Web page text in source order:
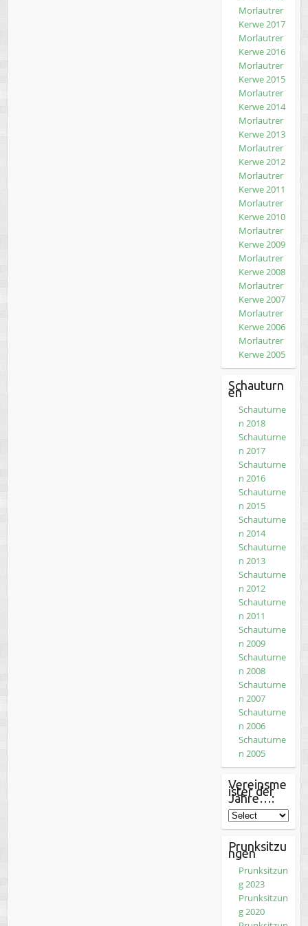
Morlautrer
Kerwe 2017
Morlautrer
Kerwe 2016
Morlautrer
Kerwe 2015
Morlautrer
Kerwe 2014
Morlautrer
Kerwe 2013
Morlautrer
Kerwe 2012
Morlautrer
Kerwe 2011
Morlautrer
Kerwe 2010
Morlautrer
Kerwe 2009
Morlautrer
Kerwe 2008
Morlautrer
Kerwe 2007
Morlautrer
Kerwe 2006
Morlautrer
Kerwe 2005
Schauturn
en
Schauturne
n 2018
Schauturne
n 2017
Schauturne
n 2016
Schauturne
n 2015
Schauturne
n 2014
Schauturne
n 2013
Schauturne
n 2012
Schauturne
n 2011
Schauturne
n 2009
Schauturne
n 2008
Schauturne
n 2007
Schauturne
n 2006
Schauturne
n 2005
Vereinsme
ister der
Jahre…:
Prunksitzu
ngen
Prunksitzun
g 2023
Prunksitzun
g 2020